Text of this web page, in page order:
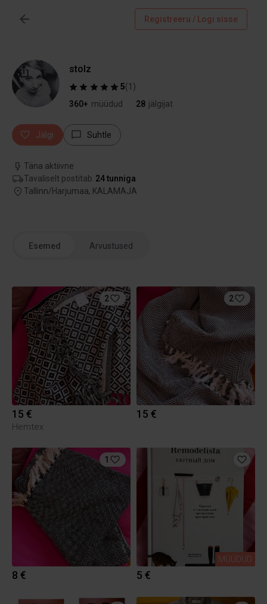
Registreeru / Logi sisse
stolz
5(1 )
360+ müüdud 28 jälgijat
Jälgi Suhtle
Täna aktiivne
Tavaliselt postitab 24 tunniga
Tallinn/Harjumaa, KALAMAJA
Esemed Arvustused
2
15 €
Hemtex
2
15 €
1
8 €
MÜÜDUD
5 €